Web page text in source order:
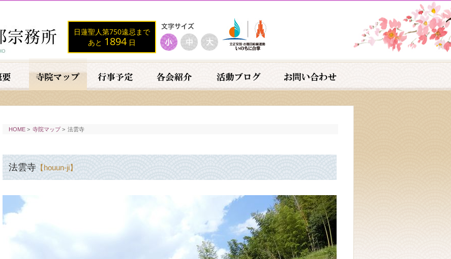
日蓮聖人第750遠忌まで
あと 1894 日
HOME > 寺院マップ> 法雲寺
法雲寺 【houun-ji】